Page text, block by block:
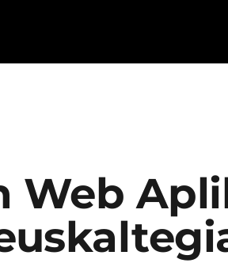
Web